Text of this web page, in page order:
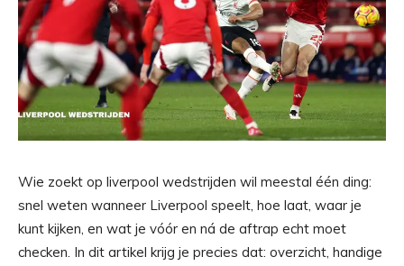
Wie zoekt op liverpool wedstrijden wil meestal één ding:
snel weten wanneer Liverpool speelt, hoe laat, waar je
kunt kijken, en wat je vóór en ná de aftrap echt moet
checken. In dit artikel krijg je precies dat: overzicht, handige